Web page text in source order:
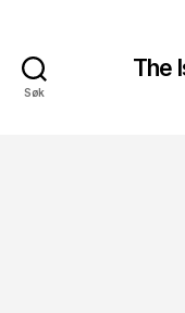
Søk
The